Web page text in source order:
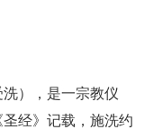
），是一宗教仪
经》记载，施洗约